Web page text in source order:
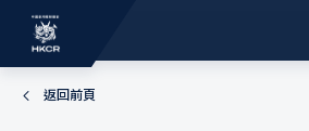
返回前頁